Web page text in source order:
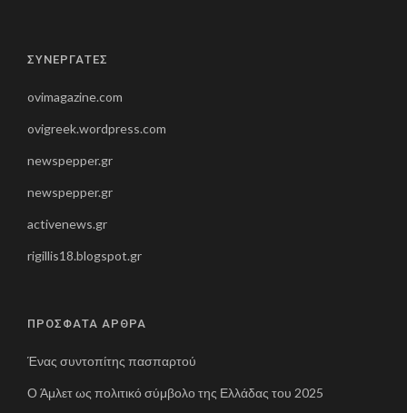
ΣΥΝΕΡΓΑΤΕΣ
ovimagazine.com
ovigreek.wordpress.com
newspepper.gr
newspepper.gr
activenews.gr
rigillis18.blogspot.gr
ΠΡΟΣΦΑΤΑ ΑΡΘΡΑ
Ένας συντοπίτης πασπαρτού
Ο Άμλετ ως πολιτικό σύμβολο της Ελλάδας του 2025